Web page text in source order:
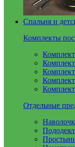
Спальня и
Комплекты
Отдельные